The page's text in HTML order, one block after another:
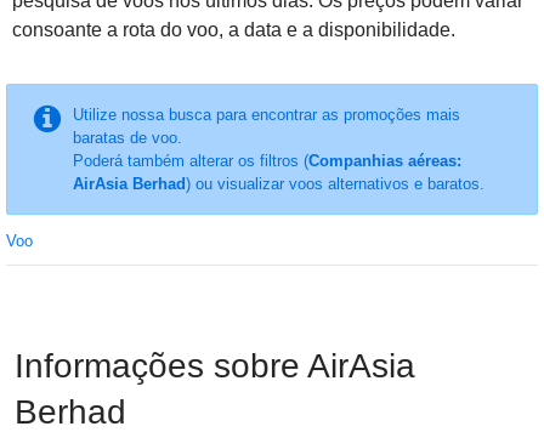
consoante a rota do voo, a data e a disponibilidade.
Utilize nossa busca para encontrar as promoções mais
baratas de voo.
Poderá também alterar os filtros (Companhias aéreas:
AirAsia Berhad) ou visualizar voos alternativos e baratos.
Voo
Informações sobre AirAsia
Berhad